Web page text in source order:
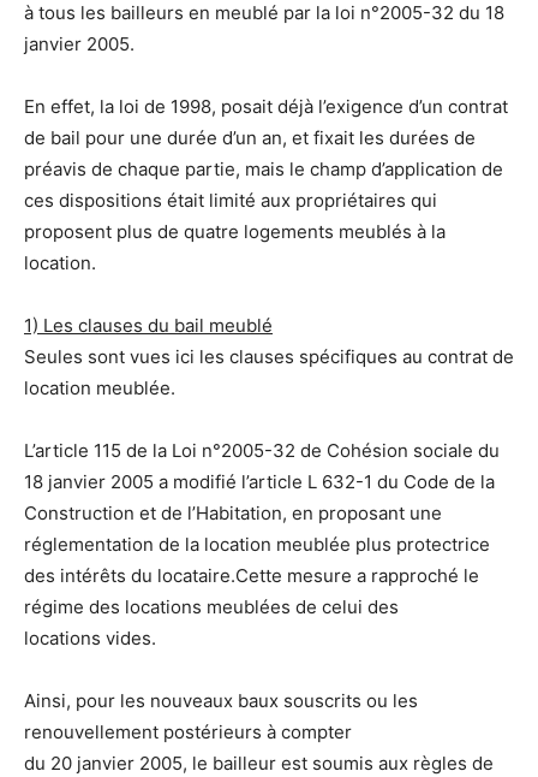
à tous les bailleurs en meublé par la loi n°2005-32 du 18
janvier 2005.
En effet, la loi de 1998, posait déjà l’exigence d’un contrat
de bail pour une durée d’un an, et fixait les durées de
préavis de chaque partie, mais le champ d’application de
ces dispositions était limité aux propriétaires qui
proposent plus de quatre logements meublés à la
location.
1) Les clauses du bail meublé
Seules sont vues ici les clauses spécifiques au contrat de
location meublée.
L’article 115 de la Loi n°2005-32 de Cohésion sociale du
18 janvier 2005 a modifié l’article L 632-1 du Code de la
Construction et de l’Habitation, en proposant une
réglementation de la location meublée plus protectrice
des intérêts du locataire.Cette mesure a rapproché le
régime des locations meublées de celui des
locations vides.
Ainsi, pour les nouveaux baux souscrits ou les
renouvellement postérieurs à compter
du 20 janvier 2005, le bailleur est soumis aux règles de